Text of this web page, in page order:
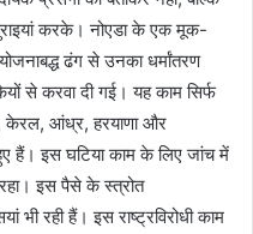
करके। नोएडा के एक मूक-
ढंग से उनका धर्मांतरण
से करवा दी गई। यह काम सिर्फ
केरल, आंध्र, हरयाणा और
हैं। इस घटिया काम के लिए जांच में
रहा। इस पैसे के स्त्रोत
रही हैं। इस राष्ट्रविरोधी काम